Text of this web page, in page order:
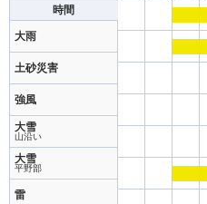
時間
大雨
土砂災害
強風
大雪
山沿い
大雪
平野部
雷